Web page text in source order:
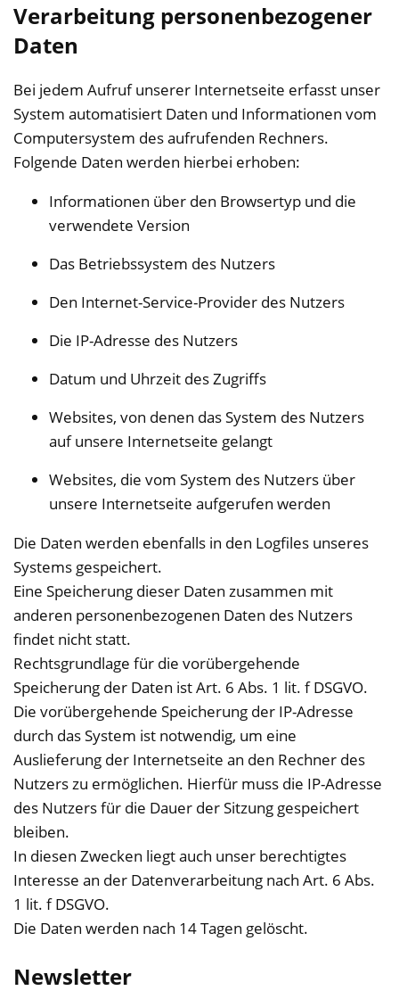
Verarbeitung personenbezogener
Daten
Bei jedem Aufruf unserer Internetseite erfasst unser
System automatisiert Daten und Informationen vom
Computersystem des aufrufenden Rechners.
Folgende Daten werden hierbei erhoben:
Informationen über den Browsertyp und die
verwendete Version
Das Betriebssystem des Nutzers
Den Internet-Service-Provider des Nutzers
Die IP-Adresse des Nutzers
Datum und Uhrzeit des Zugriffs
Websites, von denen das System des Nutzers
auf unsere Internetseite gelangt
Websites, die vom System des Nutzers über
unsere Internetseite aufgerufen werden
Die Daten werden ebenfalls in den Logfiles unseres
Systems gespeichert.
Eine Speicherung dieser Daten zusammen mit
anderen personenbezogenen Daten des Nutzers
findet nicht statt.
Rechtsgrundlage für die vorübergehende
Speicherung der Daten ist Art. 6 Abs. 1 lit. f DSGVO.
Die vorübergehende Speicherung der IP-Adresse
durch das System ist notwendig, um eine
Auslieferung der Internetseite an den Rechner des
Nutzers zu ermöglichen. Hierfür muss die IP-Adresse
des Nutzers für die Dauer der Sitzung gespeichert
bleiben.
In diesen Zwecken liegt auch unser berechtigtes
Interesse an der Datenverarbeitung nach Art. 6 Abs.
1 lit. f DSGVO.
Die Daten werden nach 14 Tagen gelöscht.
Newsletter